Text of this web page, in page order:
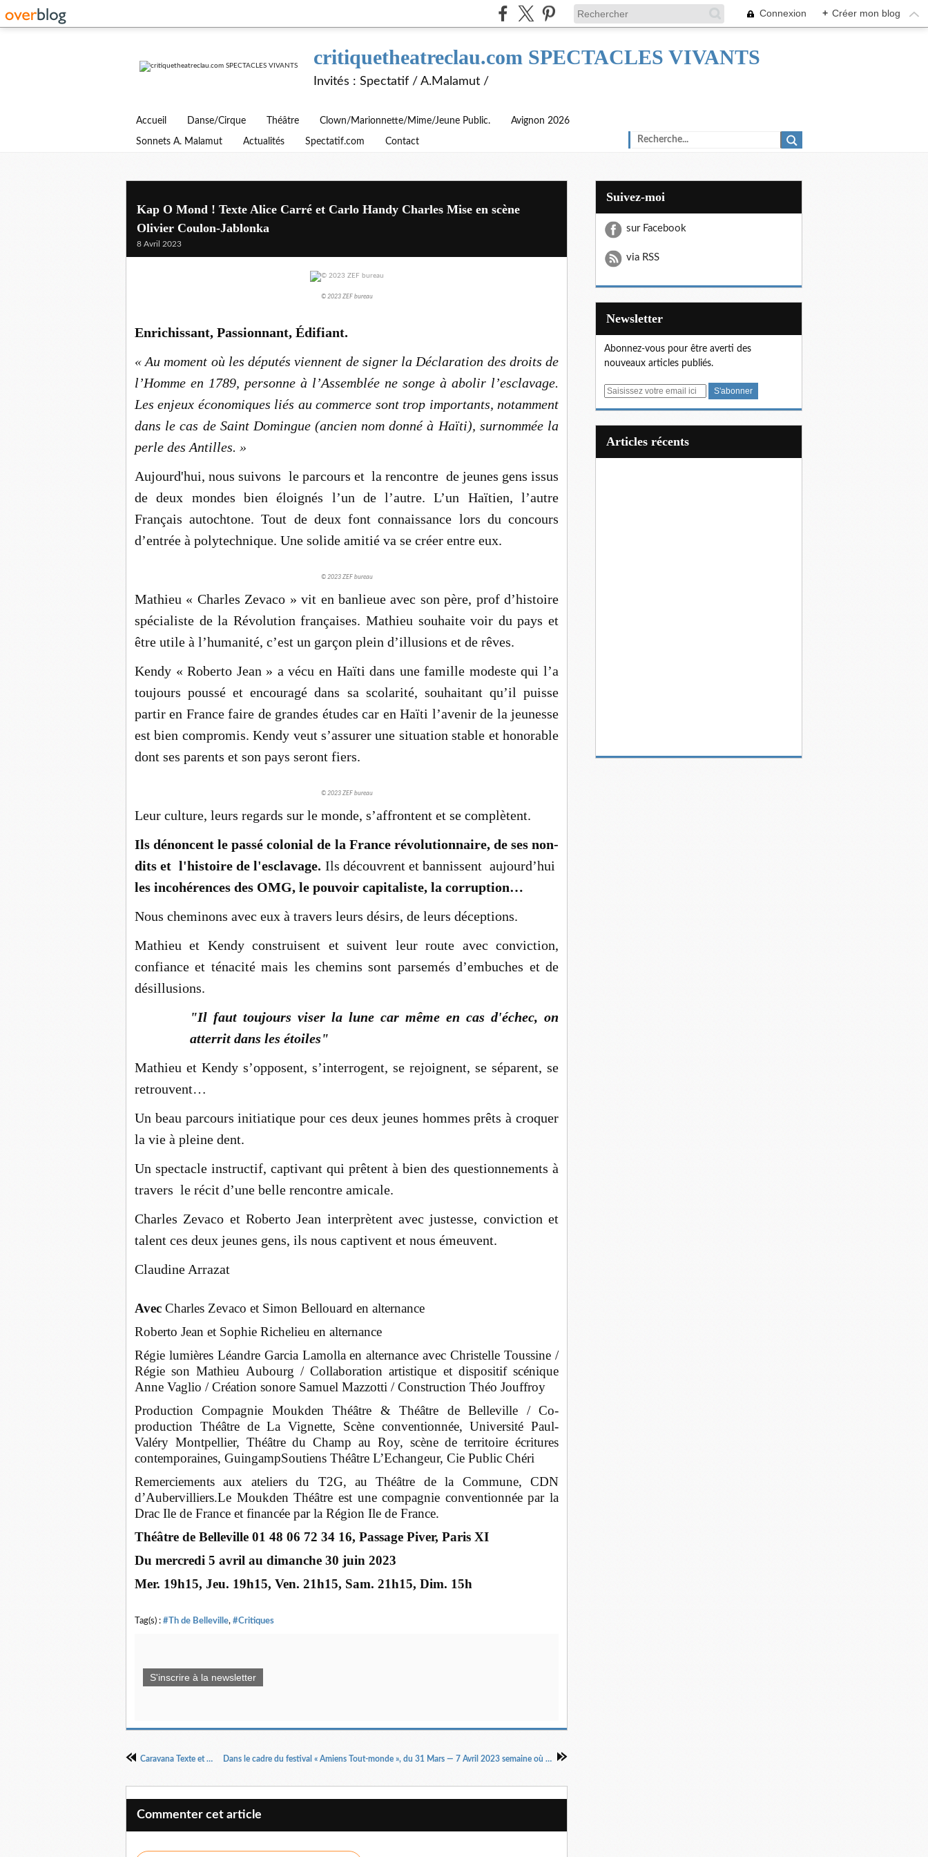
Connexion + Créer mon blog
critiquetheatreclau.com SPECTACLES VIVANTS
Invités : Spectatif / A.Malamut /
Accueil Danse/Cirque Théâtre Clown/Marionnette/Mime/Jeune Public. Avignon 2026
Sonnets A. Malamut Actualités Spectatif.com Contact
Kap O Mond ! Texte Alice Carré et Carlo Handy Charles Mise en scène
Olivier Coulon-Jablonka
8 Avril 2023
© 2023 ZEF bureau
Enrichissant, Passionnant, Édifiant.
« Au moment où les députés viennent de signer la Déclaration des droits de
l’Homme en 1789, personne à l’Assemblée ne songe à abolir l’esclavage.
Les enjeux économiques liés au commerce sont trop importants, notamment
dans le cas de Saint Domingue (ancien nom donné à Haïti), surnommée la
perle des Antilles. »
Aujourd'hui, nous suivons le parcours et la rencontre de jeunes gens issus
de deux mondes bien éloignés l’un de l’autre. L’un Haïtien, l’autre
Français autochtone. Tout de deux font connaissance lors du concours
d’entrée à polytechnique. Une solide amitié va se créer entre eux.
© 2023 ZEF bureau
Mathieu « Charles Zevaco » vit en banlieue avec son père, prof d’histoire
spécialiste de la Révolution françaises. Mathieu souhaite voir du pays et
être utile à l’humanité, c’est un garçon plein d’illusions et de rêves.
Kendy « Roberto Jean » a vécu en Haïti dans une famille modeste qui l’a
toujours poussé et encouragé dans sa scolarité, souhaitant qu’il puisse
partir en France faire de grandes études car en Haïti l’avenir de la jeunesse
est bien compromis. Kendy veut s’assurer une situation stable et honorable
dont ses parents et son pays seront fiers.
© 2023 ZEF bureau
Leur culture, leurs regards sur le monde, s’affrontent et se complètent.
Ils dénoncent le passé colonial de la France révolutionnaire, de ses non-
dits et l'histoire de l'esclavage. Ils découvrent et bannissent aujourd’hui
les incohérences des OMG, le pouvoir capitaliste, la corruption…
Nous cheminons avec eux à travers leurs désirs, de leurs déceptions.
Mathieu et Kendy construisent et suivent leur route avec conviction,
confiance et ténacité mais les chemins sont parsemés d’embuches et de
désillusions.
"Il faut toujours viser la lune car même en cas d'échec, on
atterrit dans les étoiles"
Mathieu et Kendy s’opposent, s’interrogent, se rejoignent, se séparent, se
retrouvent…
Un beau parcours initiatique pour ces deux jeunes hommes prêts à croquer
la vie à pleine dent.
Un spectacle instructif, captivant qui prêtent à bien des questionnements à
travers le récit d’une belle rencontre amicale.
Charles Zevaco et Roberto Jean interprètent avec justesse, conviction et
talent ces deux jeunes gens, ils nous captivent et nous émeuvent.
Claudine Arrazat
Avec Charles Zevaco et Simon Bellouard en alternance
Roberto Jean et Sophie Richelieu en alternance
Régie lumières Léandre Garcia Lamolla en alternance avec Christelle Toussine /
Régie son Mathieu Aubourg / Collaboration artistique et dispositif scénique
Anne Vaglio / Création sonore Samuel Mazzotti / Construction Théo Jouffroy
Production Compagnie Moukden Théâtre & Théâtre de Belleville / Co-
production Théâtre de La Vignette, Scène conventionnée, Université Paul-
Valéry Montpellier, Théâtre du Champ au Roy, scène de territoire écritures
contemporaines, GuingampSoutiens Théâtre L’Echangeur, Cie Public Chéri
Remerciements aux ateliers du T2G, au Théâtre de la Commune, CDN
d’Aubervilliers.Le Moukden Théâtre est une compagnie conventionnée par la
Drac Ile de France et financée par la Région Ile de France.
Théâtre de Belleville 01 48 06 72 34 16, Passage Piver, Paris XI
Du mercredi 5 avril au dimanche 30 juin 2023
Mer. 19h15, Jeu. 19h15, Ven. 21h15, Sam. 21h15, Dim. 15h
Tag(s) : #Th de Belleville, #Critiques
S'inscrire à la newsletter
Caravana Texte et mise en scène Catherine Anne Dans le cadre du festival « Amiens Tout-monde », du 31 Mars — 7 Avril 2023 semaine où à travers la danse, le théâtre, la musique, se croisent différentes cultures et métissages. Le Iench Eva Doumbia
Commenter cet article
Suivez-moi
sur Facebook
via RSS
Newsletter
Abonnez-vous pour être averti des
nouveaux articles publiés.
E
articles récents